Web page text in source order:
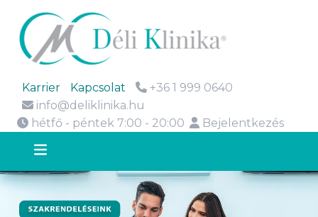
Karrier Kapcsolat
+36 1 999 0640
info@deliklinika.hu
hétfő - péntek 7:00 - 20:00
Bejelentkezés